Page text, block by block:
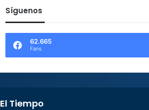
Síguenos
62.665
Fans
El Tiempo